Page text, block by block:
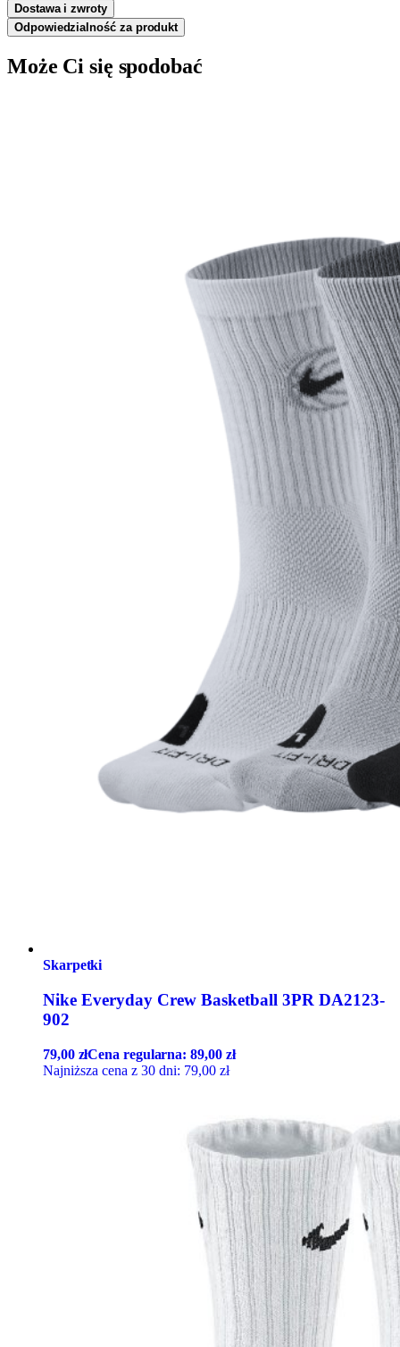
Dostawa i zwroty
Odpowiedzialność za produkt
Może Ci się spodobać
Skarpetki
Nike Everyday Crew Basketball 3PR DA2123-
902
79,00 złCena regularna:89,00 zł
Najniższa cena z 30 dni: 79,00 zł